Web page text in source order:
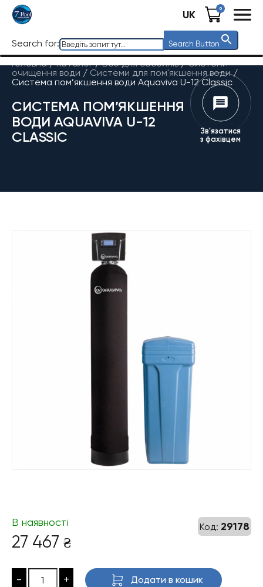
UK 0
Search for: Search Button
Головна / Каталог/Все для басейнів/Системи
очищення води / Системи для пом'якшення води/
Система пом’якшення води Aquaviva U-12 Classic
СИСТЕМА ПОМ’ЯКШЕННЯ
ВОДИ AQUAVIVA U-12
CLASSIC
Зв'язатися
з фахівцем
Код: 29178
В наявності
27 467 ₴
- + Додати в кошик